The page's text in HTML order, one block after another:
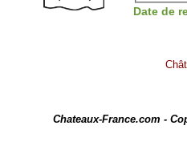
Date de
Chateaux-France.com -